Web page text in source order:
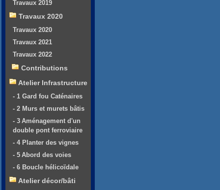
Travaux 2019
Travaux 2020
Travaux 2020
Travaux 2021
Travaux 2022
Contributions
Atelier Infrastructure
- 1 Gard fou Caténaires
- 2 Murs et murets bâtis
- 3 Aménagement d'un
double pont ferroviaire
- 4 Planter des vignes
- 5 Abord des voies
- 6 Boucle hélicoïdale
Atelier décor/bâti